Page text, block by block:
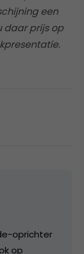
een
daar prijs op
oprichter
op